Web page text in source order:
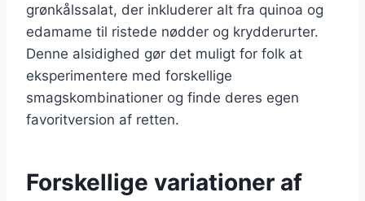
grønkålssalat, der inkluderer alt fra quinoa og
edamame til ristede nødder og krydderurter.
Denne alsidighed gør det muligt for folk at
eksperimentere med forskellige
smagskombinationer og finde deres egen
favoritversion af retten.
Forskellige variationer af